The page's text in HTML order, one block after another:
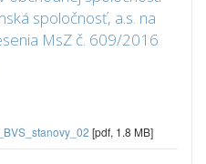
spoločnosť, a.s. na
MsZ č. 609/2016
[pdf, 1.8 MB]